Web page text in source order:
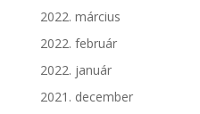
2022. március
2022. február
2022. január
2021. december